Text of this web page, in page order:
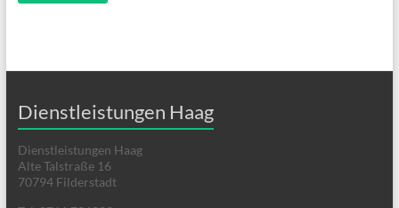
Dienstleistungen Haag
Dienstleistungen Haag
Alte Talstraße 16
70794 Filderstadt